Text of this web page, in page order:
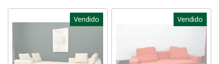
Vendido Vendido